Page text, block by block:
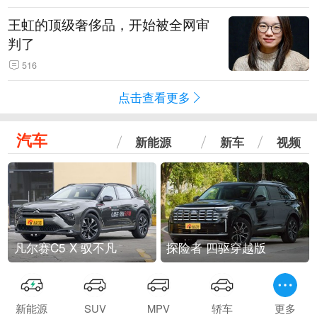
王虹的顶级奢侈品，开始被全网审
判了
516
点击查看更多
汽车 新能源 新车 视频
凡尔赛C5 X 驭不凡 探险者 四驱穿越版
新能源 SUV MPV 轿车 更多